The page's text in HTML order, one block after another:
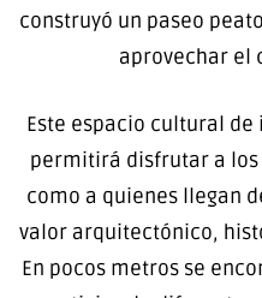
construyó un paseo
aprovechar el
Este espacio cultural
permitirá disfrutar a los
como a quienes llegan
valor arquitectónico,
En pocos metros se